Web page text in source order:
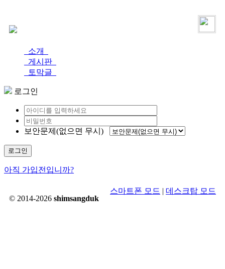
소개
게시판
토막글
로그인
보안문제(없으면 무시)
로그인
아직 가입전입니까?
© 2014-2026 shimsangduk
스마트폰 모드 | 데스크탑 모드